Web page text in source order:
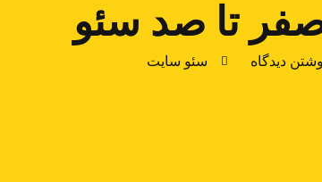
تا صد سئو
دیدگاه سئو سایت